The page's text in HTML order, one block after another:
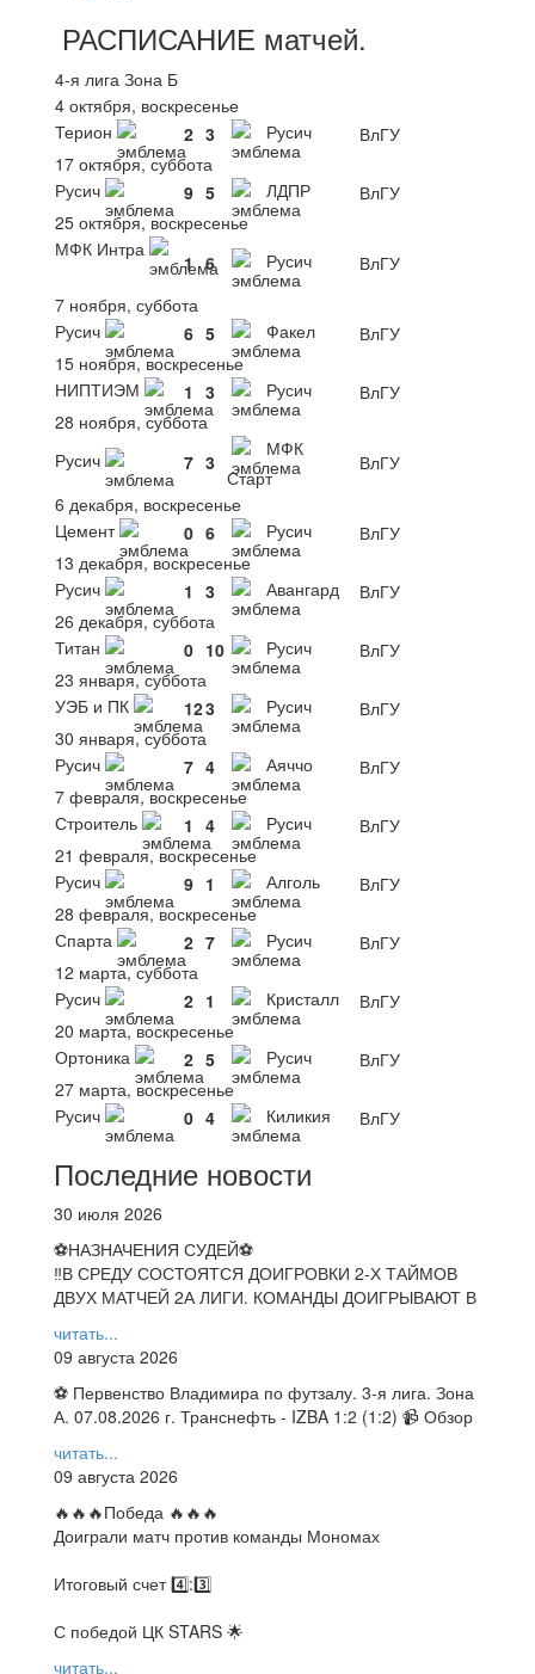
РАСПИСАНИЕ матчей.
4-я лига Зона Б
4 октября, воскресенье
Терион
2 3 Русич
ВлГУ
17 октября, суббота
Русич
9 5 ЛДПР
ВлГУ
25 октября, воскресенье
МФК Интра
1 6 Русич
ВлГУ
7 ноября, суббота
Русич
6 5 Факел
ВлГУ
15 ноября, воскресенье
НИПТИЭМ
1 3 Русич
ВлГУ
28 ноября, суббота
Русич
7 3
МФК
Старт
ВлГУ
6 декабря, воскресенье
Цемент
0 6 Русич
ВлГУ
13 декабря, воскресенье
Русич
1 3 Авангард
ВлГУ
26 декабря, суббота
Титан
0 10 Русич
ВлГУ
23 января, суббота
УЭБ и ПК
123 Русич
ВлГУ
30 января, суббота
Русич
7 4 Аяччо
ВлГУ
7 февраля, воскресенье
Строитель
1 4 Русич
ВлГУ
21 февраля, воскресенье
Русич
9 1 Алголь
ВлГУ
28 февраля, воскресенье
Спарта
2 7 Русич
ВлГУ
12 марта, суббота
Русич
2 1 Кристалл
ВлГУ
20 марта, воскресенье
Ортоника
2 5 Русич
ВлГУ
27 марта, воскресенье
Русич
0 4 Киликия ВлГУ
Последние новости
30 июля 2026
⚽НАЗНАЧЕНИЯ СУДЕЙ⚽
‼В СРЕДУ СОСТОЯТСЯ ДОИГРОВКИ 2-Х ТАЙМОВ
ДВУХ МАТЧЕЙ 2А ЛИГИ. КОМАНДЫ ДОИГРЫВАЮТ В
читать...
09 августа 2026
⚽ Первенство Владимира по футзалу. 3-я лига. Зона
А. 07.08.2026 г. Транснефть - IZBA 1:2 (1:2) 📹 Обзор
читать...
09 августа 2026
🔥🔥🔥Победа 🔥🔥🔥
Доиграли матч против команды Мономах
Итоговый счет 4️⃣:3️⃣
С победой ЦК STARS 🌟
читать...